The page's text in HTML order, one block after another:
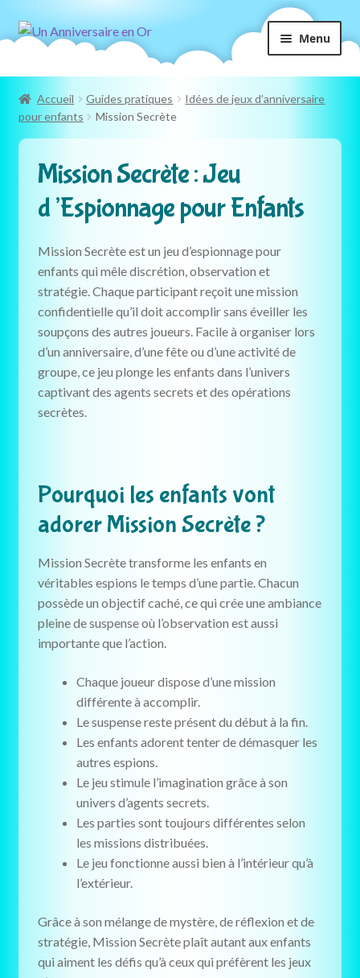
Aller
navigation
Aller
Menu
Accueil Guides pratiques
Idées de jeux d’anniversaire
pour enfants
Mission Secrète
Mission Secrète : Jeu
d’Espionnage pour Enfants
Mission Secrète est un jeu d’espionnage pour
enfants qui mêle discrétion, observation et
stratégie. Chaque participant reçoit une mission
confidentielle qu’il doit accomplir sans éveiller les
soupçons des autres joueurs. Facile à organiser lors
d’un anniversaire, d’une fête ou d’une activité de
groupe, ce jeu plonge les enfants dans l’univers
captivant des agents secrets et des opérations
secrètes.
Pourquoi les enfants vont
adorer Mission Secrète ?
Mission Secrète transforme les enfants en
véritables espions le temps d’une partie. Chacun
possède un objectif caché, ce qui crée une ambiance
pleine de suspense où l’observation est aussi
importante que l’action.
Chaque joueur dispose d’une mission
différente à accomplir.
Le suspense reste présent du début à la fin.
Les enfants adorent tenter de démasquer les
autres espions.
Le jeu stimule l’imagination grâce à son
univers d’agents secrets.
Les parties sont toujours différentes selon
les missions distribuées.
Le jeu fonctionne aussi bien à l’intérieur qu’à
l’extérieur.
Grâce à son mélange de mystère, de réflexion et de
stratégie, Mission Secrète plaît autant aux enfants
qui aiment les défis qu’à ceux qui préfèrent les jeux